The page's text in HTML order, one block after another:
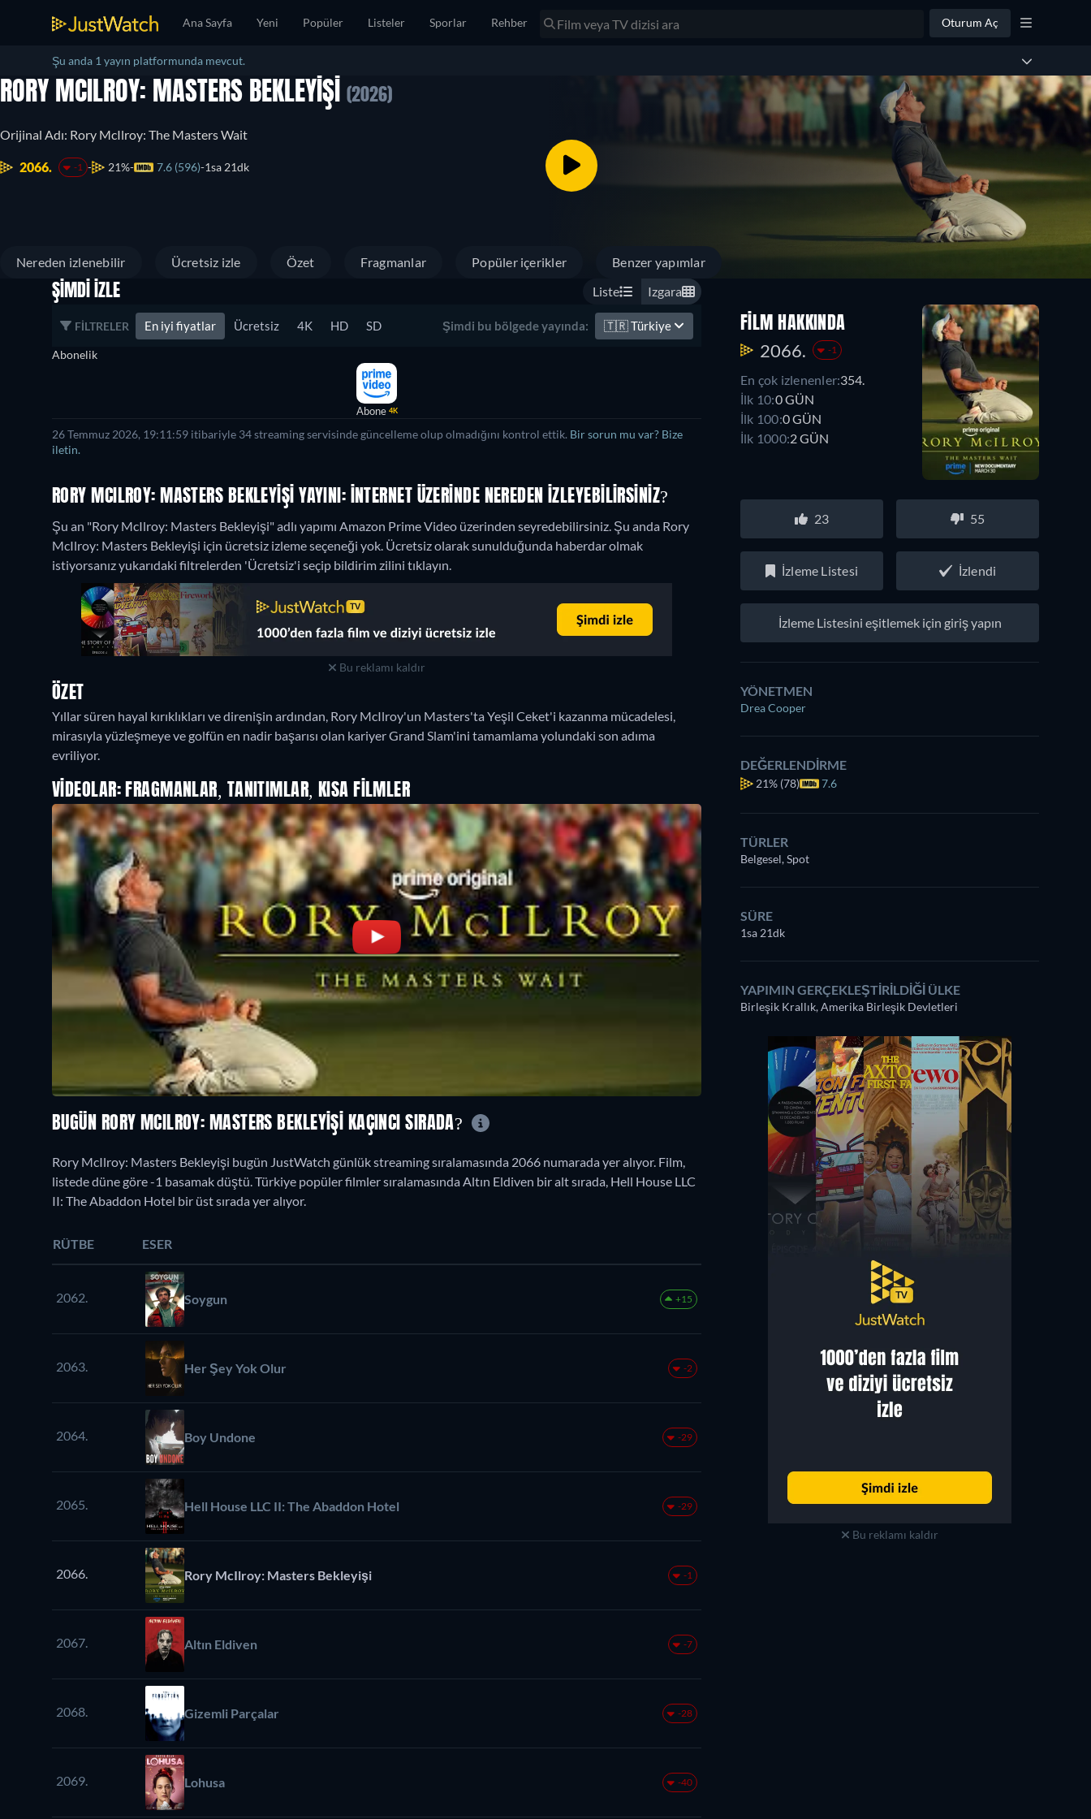
Ana Sayfa Yeni Popüler Listeler Sporlar Rehber Oturum Aç
Şu anda 1 yayın platformunda mevcut.
RORY MCILROY: MASTERS BEKLEYIŞI (2026)
Orijinal Adı: Rory McIlroy: The Masters Wait
2066. -1 21% 7.6 (596) 1sa 21dk
Nereden izlenebilir Ücretsiz izle Özet Fragmanlar Popüler içerikler Benzer yapımlar
ŞIMDI İZLE Liste Izgara
FILTRELER En iyi fiyatlar Ücretsiz 4K HD SD Şimdi bu bölgede yayında: 🇹🇷Türkiye
Abonelik
Abone 4K
26 Temmuz 2026, 19:11:59 itibariyle 34 streaming servisinde güncelleme olup olmadığını kontrol ettik. Bir sorun mu var? Bize
iletin.
RORY MCILROY: MASTERS BEKLEYIŞI YAYINI: İNTERNET ÜZERINDE NEREDEN IZLEYEBILIRSINIZ?
Şu an "Rory McIlroy: Masters Bekleyişi" adlı yapımı Amazon Prime Video üzerinden seyredebilirsiniz. Şu anda Rory
McIlroy: Masters Bekleyişi için ücretsiz izleme seçeneği yok. Ücretsiz olarak sunulduğunda haberdar olmak
istiyorsanız yukarıdaki filtrelerden 'Ücretsiz'i seçip bildirim zilini tıklayın.
Bu reklamı kaldır
ÖZET
Yıllar süren hayal kırıklıkları ve direnişin ardından, Rory McIlroy'un Masters'ta Yeşil Ceket'i kazanma mücadelesi,
mirasıyla yüzleşmeye ve golfün en nadir başarısı olan kariyer Grand Slam'ini tamamlama yolundaki son adıma
evriliyor.
VIDEOLAR: FRAGMANLAR, TANITIMLAR, KISA FILMLER
FILM HAKKINDA
2066. -1
En çok izlenenler:354.
İlk 10:0 GÜN
İlk 100:0 GÜN
İlk 1000:2 GÜN
23 55
İzleme Listesi İzlendi
İzleme Listesini eşitlemek için giriş yapın
YÖNETMEN
Drea Cooper
DEĞERLENDIRME
21% (78) 7.6
TÜRLER
Belgesel, Spot
SÜRE
1sa 21dk
YAPIMIN GERÇEKLEŞTIRILDIĞI ÜLKE
Birleşik Krallık, Amerika Birleşik Devletleri
Bu reklamı kaldır
BUGÜN RORY MCILROY: MASTERS BEKLEYIŞI KAÇINCI SIRADA?
Rory McIlroy: Masters Bekleyişi bugün JustWatch günlük streaming sıralamasında 2066 numarada yer alıyor. Film,
listede düne göre -1 basamak düştü. Türkiye popüler filmler sıralamasında Altın Eldiven bir alt sırada, Hell House LLC
II: The Abaddon Hotel bir üst sırada yer alıyor.
RÜTBE ESER
2062. Soygun +15
2063. Her Şey Yok Olur -2
2064. Boy Undone -29
2065. Hell House LLC II: The Abaddon Hotel -29
2066. Rory McIlroy: Masters Bekleyişi -1
2067. Altın Eldiven -7
2068. Gizemli Parçalar -28
2069. Lohusa -40